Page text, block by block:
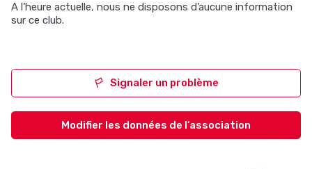
A l’heure actuelle, nous ne disposons d’aucune information
sur ce club.
Signaler un problème
Modifier les données de l’association